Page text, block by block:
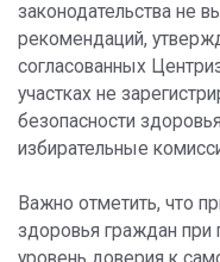
законодательства не
рекомендаций,
согласованных
участках не
безопасности
избирательные
Важно отметить, что
здоровья граждан при